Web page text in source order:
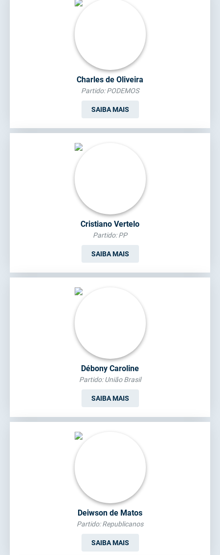
Charles de Oliveira
Partido: PODEMOS
SAIBA MAIS
Cristiano Vertelo
Partido: PP
SAIBA MAIS
Débony Caroline
Partido: União Brasil
SAIBA MAIS
Deiwson de Matos
Partido: Republicanos
SAIBA MAIS